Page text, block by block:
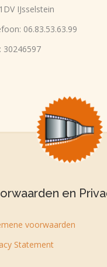
IJsselstein
06.83.53.63.99
30246597
en
voorwaarden
Statement